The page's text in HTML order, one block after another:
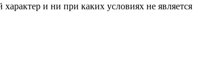
и ни при каких условиях не является